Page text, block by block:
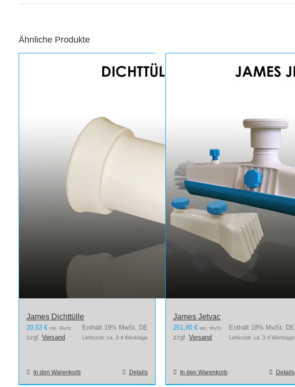
Ähnliche Produkte
James Dichttülle
20,53 € inkl. MwSt.
Enthält 19% MwSt. DE
zzgl. Versand Lieferzeit: ca. 3-4 Werktage
In den Warenkorb Details
James Jetvac
251,80 € inkl. MwSt.
Enthält 19% MwSt. DE
zzgl. Versand Lieferzeit: ca. 3-4 Werktage
In den Warenkorb Details